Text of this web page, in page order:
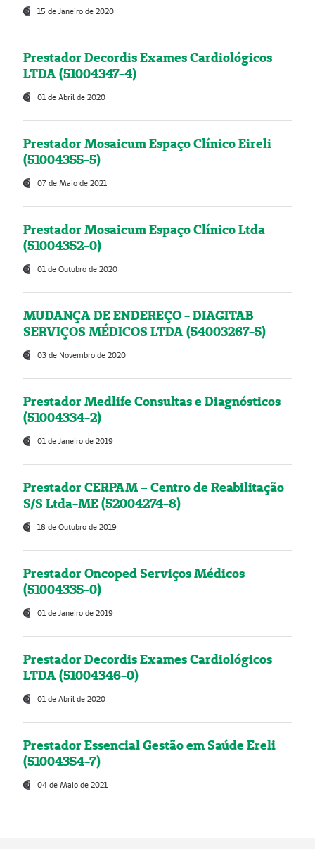
15 de Janeiro de 2020
Prestador Decordis Exames Cardiológicos
LTDA (51004347-4)
01 de Abril de 2020
Prestador Mosaicum Espaço Clínico Eireli
(51004355-5)
07 de Maio de 2021
Prestador Mosaicum Espaço Clínico Ltda
(51004352-0)
01 de Outubro de 2020
MUDANÇA DE ENDEREÇO - DIAGITAB
SERVIÇOS MÉDICOS LTDA (54003267-5)
03 de Novembro de 2020
Prestador Medlife Consultas e Diagnósticos
(51004334-2)
01 de Janeiro de 2019
Prestador CERPAM – Centro de Reabilitação
S/S Ltda-ME (52004274-8)
18 de Outubro de 2019
Prestador Oncoped Serviços Médicos
(51004335-0)
01 de Janeiro de 2019
Prestador Decordis Exames Cardiológicos
LTDA (51004346-0)
01 de Abril de 2020
Prestador Essencial Gestão em Saúde Ereli
(51004354-7)
04 de Maio de 2021